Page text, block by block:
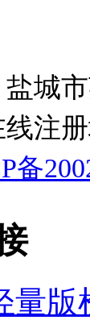
城
线注
备
量版